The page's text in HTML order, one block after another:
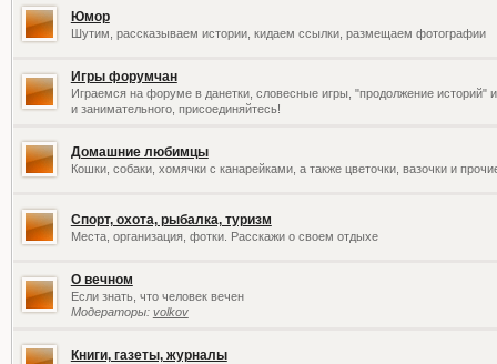
Юмор
Шутим, рассказываем истории, кидаем ссылки, размещаем фотографии
Игры форумчан
Играемся на форуме в данетки, словесные игры, "продолжение историй"
и занимательного, присоединяйтесь!
Домашние любимцы
Кошки, собаки, хомячки с канарейками, а также цветочки, вазочки и
Спорт, охота, рыбалка, туризм
Места, организация, фотки. Расскажи о своем отдыхе
О вечном
Если знать, что человек вечен
Модераторы: volkov
Книги, газеты, журналы